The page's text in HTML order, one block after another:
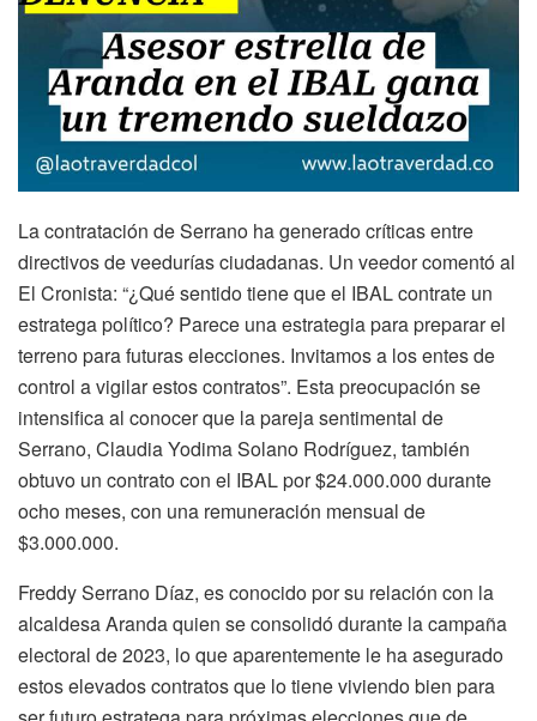
La contratación de Serrano ha generado críticas entre
directivos de veedurías ciudadanas. Un veedor comentó al
El Cronista: “¿Qué sentido tiene que el IBAL contrate un
estratega político? Parece una estrategia para preparar el
terreno para futuras elecciones. Invitamos a los entes de
control a vigilar estos contratos”. Esta preocupación se
intensifica al conocer que la pareja sentimental de
Serrano, Claudia Yodima Solano Rodríguez, también
obtuvo un contrato con el IBAL por $24.000.000 durante
ocho meses, con una remuneración mensual de
$3.000.000.
Freddy Serrano Díaz, es conocido por su relación con la
alcaldesa Aranda quien se consolidó durante la campaña
electoral de 2023, lo que aparentemente le ha asegurado
estos elevados contratos que lo tiene viviendo bien para